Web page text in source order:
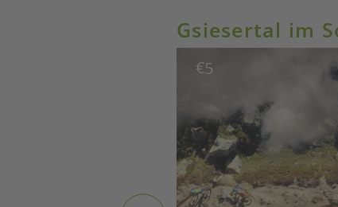
Gsiesertal im
€5